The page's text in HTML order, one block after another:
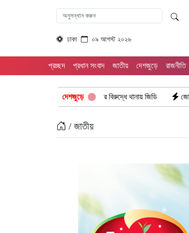
ঢাকা ০৯ আগস্ট ২০২৬
প্রচ্ছদ প্রধান সংবাদ জাতীয় দেশজুড়ে রাজনীতি
দেশজুড়ে
দুই আইডির বিরুদ্ধে থানায় জিডি জোরারগঞ্জে পুলিশের
/ জাতীয়